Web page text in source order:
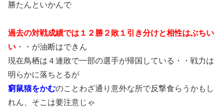
勝たんといかんで
過去の対戦成績では１２勝２敗１引き分けと相性はぶちい
い ・・が油断はできん
現在鳥栖は４連敗で一部の選手が帰国している・・戦力は
明らかに落ちとるが
窮鼠猫をかむのことわざ通り意外な所で反撃食らうかもし
れん、そこは要注意じゃ